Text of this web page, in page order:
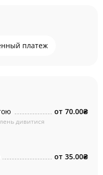
платеж
дивитися
от 70.00₴
от 35.00₴